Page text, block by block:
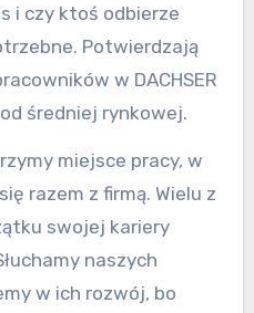
i czy ktoś odbierze
Potwierdzają
w DACHSER
średniej rynkowej.
miejsce pracy, w
razem z firmą. Wielu z
swojej kariery
naszych
w ich rozwój, bo